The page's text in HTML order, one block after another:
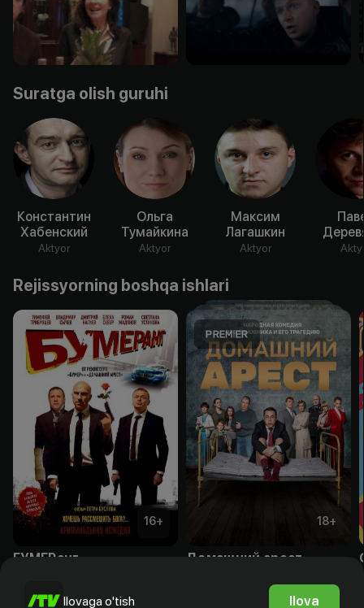
Suratga olish guruhi
Константин
Хабенский
Aktyor
Ольга
Тумайкина
Aktyor
Максим
Лагашкин
Aktyor
Rejissyorning boshqa ishlari
16+
БУМЕРанг
18+
Домашний арест
Ilovaga o'tish Ilova